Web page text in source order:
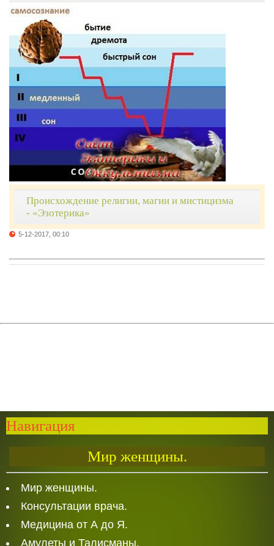
Происхождение религии, магии и мистицизма
- «Эзотерика»
5-12-2017, 00:10
Навигация
Мир женщины.
Мир женщины.
Консультации врача.
Медицина от А до Я.
Амулеты и Талисманы.